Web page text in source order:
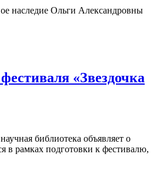
наследие Ольги Александровны
«Звездочка
библиотека объявляет о
в рамках подготовки к фестивалю,